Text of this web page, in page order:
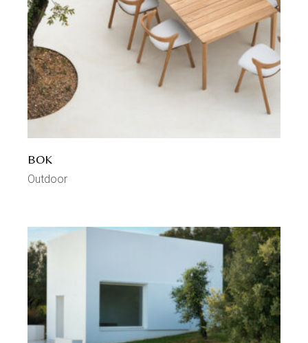
BOK
Outdoor